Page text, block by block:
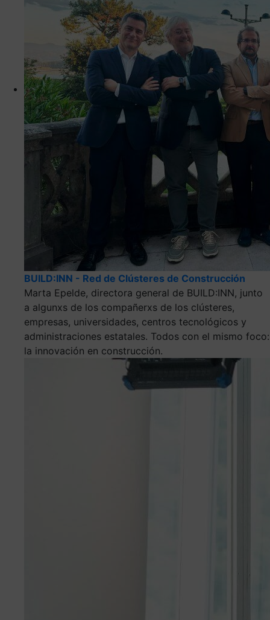
BUILD:INN - Red de Clústeres de Construcción
Marta Epelde, directora general de BUILD:INN, junto
a algunxs de los compañerxs de los clústeres,
empresas, universidades, centros tecnológicos y
administraciones estatales. Todos con el mismo foco:
la innovación en construcción.